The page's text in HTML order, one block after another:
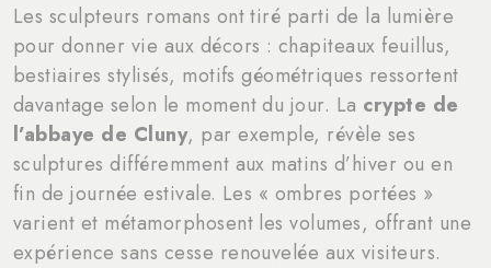
Les sculpteurs romans ont tiré parti de la lumière
pour donner vie aux décors : chapiteaux feuillus,
bestiaires stylisés, motifs géométriques ressortent
davantage selon le moment du jour. La crypte de
l’abbaye de Cluny, par exemple, révèle ses
sculptures différemment aux matins d’hiver ou en
fin de journée estivale. Les « ombres portées »
varient et métamorphosent les volumes, offrant une
expérience sans cesse renouvelée aux visiteurs.